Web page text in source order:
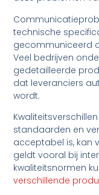
technische
gecommuniceerd
Veel bedrijven
gedetailleerde
dat leveranciers
wordt.
standaarden en
acceptabel is, kan
geldt vooral bij
kwaliteitsnormen
verschillende